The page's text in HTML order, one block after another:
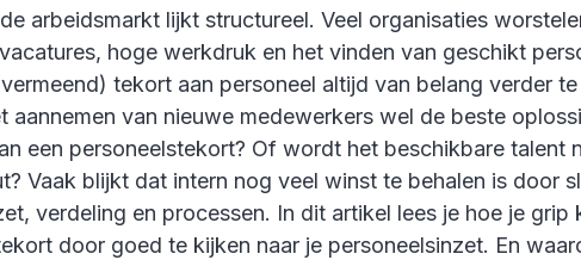
arbeidsmarkt lijkt structureel. Veel organisaties
hoge werkdruk en het vinden van geschikt
tekort aan personeel altijd van belang verder
aannemen van nieuwe medewerkers wel de beste
een personeelstekort? Of wordt het beschikbare talent
Vaak blijkt dat intern nog veel winst te behalen is door
verdeling en processen. In dit artikel lees je hoe je grip
door goed te kijken naar je personeelsinzet. En